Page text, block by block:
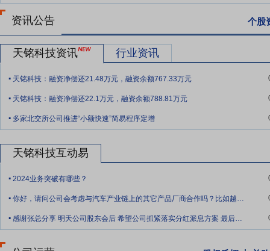
转增股本、增发新股等原因进行除权、除息的,则按照有关规定作除
技本次发行前已发行的股份,也不要求或提议天铭科技回购该部分股份。
资讯公告 个股
天铭科技资讯 行业资讯
. 天铭科技：融资净偿还21.48万元，融资余额767.33万元
. 天铭科技：融资净偿还22.1万元，融资余额788.81万元
. 多家北交所公司推进“小额快速”简易程序定增
天铭科技互动易
. 2024业务突破有哪些？
. 你好，请问公司会考虑与汽车产业链上的其它产品厂商合作吗？比如越野车、改装车的后视
. 感谢张总分享 明天公司股东会后 希望公司抓紧落实分红派息方案 最后祝天铭科技在未